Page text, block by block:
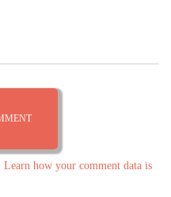
Learn how your comment data is